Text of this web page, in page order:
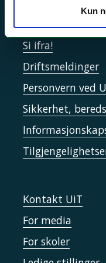
Kun
Akutt hjelp
Si ifra!
Driftsmeldinger
Personvern ved
Sikkerhet,
Kontakt UiT
For media
For skoler